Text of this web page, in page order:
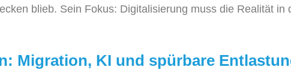
blieb. Sein Fokus: Digitalisierung muss die Realität in
Migration, KI und spürbare